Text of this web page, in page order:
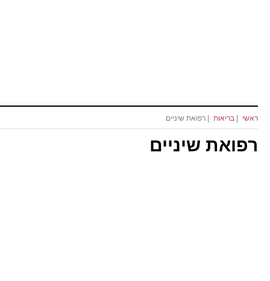
ראשי בריאות | רפואת שיניים
רפואת שיניים